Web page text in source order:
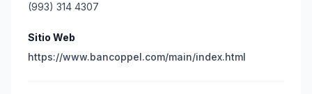
(993) 314 4307
Sitio Web
https://www.bancoppel.com/main/index.html